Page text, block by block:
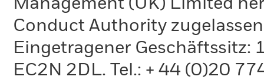
Management (UK) Limited
Conduct Authority
Eingetragener Geschäftssitz:
EC2N 2DL. Tel.: + 44 (0)20